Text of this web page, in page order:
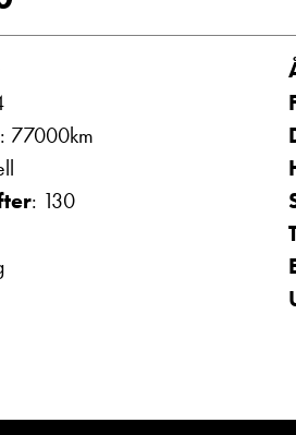
Holthe
: 77000km
: 130